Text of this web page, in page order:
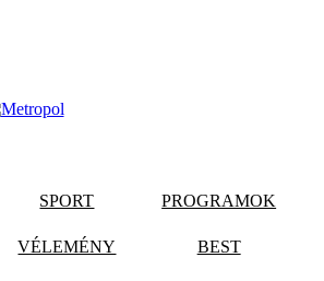
SPORT PROGRAMOK
VÉLEMÉNY BEST